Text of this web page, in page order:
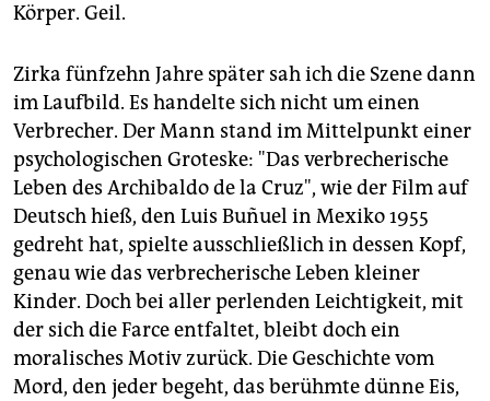
Körper. Geil.
Zirka fünfzehn Jahre später sah ich die Szene dann
im Laufbild. Es handelte sich nicht um einen
Verbrecher. Der Mann stand im Mittelpunkt einer
psychologischen Groteske: "Das verbrecherische
Leben des Archibaldo de la Cruz", wie der Film auf
Deutsch hieß, den Luis Buñuel in Mexiko 1955
gedreht hat, spielte ausschließlich in dessen Kopf,
genau wie das verbrecherische Leben kleiner
Kinder. Doch bei aller perlenden Leichtigkeit, mit
der sich die Farce entfaltet, bleibt doch ein
moralisches Motiv zurück. Die Geschichte vom
Mord, den jeder begeht, das berühmte dünne Eis,